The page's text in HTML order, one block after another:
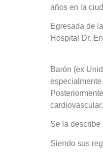
años en la
Egresada de
Hospital Dr.
Barón (ex
Se la
Siendo sus